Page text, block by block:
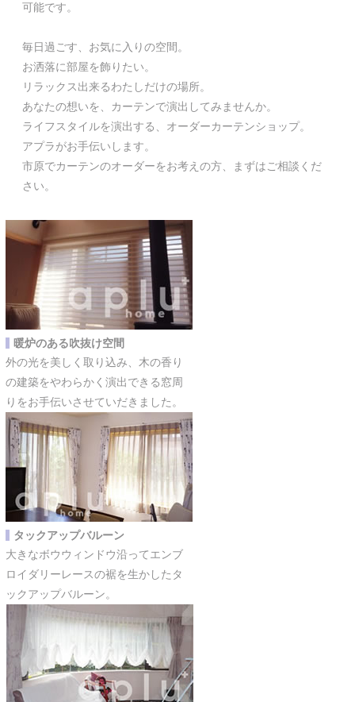
可能です。
毎日過ごす、お気に入りの空間。
お洒落に部屋を飾りたい。
リラックス出来るわたしだけの場所。
あなたの想いを、カーテンで演出してみませんか。
ライフスタイルを演出する、オーダーカーテンショップ。
アプラがお手伝いします。
市原でカーテンのオーダーをお考えの方、まずはご相談くだ
さい。
暖炉のある吹抜け空間
外の光を美しく取り込み、木の香り
の建築をやわらかく演出できる窓周
りをお手伝いさせていだきました。
タックアップバルーン
大きなボウウィンドウ沿ってエンブ
ロイダリーレースの裾を生かしたタ
ックアップバルーン。